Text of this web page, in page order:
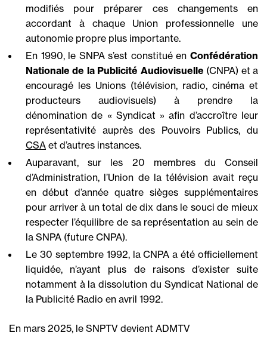
modifiés pour préparer ces changements en
accordant à chaque Union professionnelle une
autonomie propre plus importante.
En 1990, le SNPA s’est constitué en Confédération
Nationale de la Publicité Audiovisuelle (CNPA) et a
encouragé les Unions (télévision, radio, cinéma et
producteurs audiovisuels) à prendre la
dénomination de « Syndicat » afin d’accroître leur
représentativité auprès des Pouvoirs Publics, du
CSA et d’autres instances.
Auparavant, sur les 20 membres du Conseil
d’Administration, l’Union de la télévision avait reçu
en début d’année quatre sièges supplémentaires
pour arriver à un total de dix dans le souci de mieux
respecter l’équilibre de sa représentation au sein de
la SNPA (future CNPA).
Le 30 septembre 1992, la CNPA a été officiellement
liquidée, n’ayant plus de raisons d’exister suite
notamment à la dissolution du Syndicat National de
la Publicité Radio en avril 1992.
En mars 2025, le SNPTV devient ADMTV